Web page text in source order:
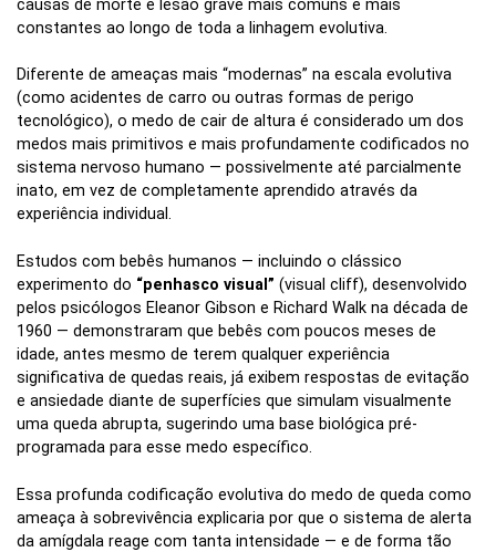
causas de morte e lesão grave mais comuns e mais
constantes ao longo de toda a linhagem evolutiva.
Diferente de ameaças mais “modernas” na escala evolutiva
(como acidentes de carro ou outras formas de perigo
tecnológico), o medo de cair de altura é considerado um dos
medos mais primitivos e mais profundamente codificados no
sistema nervoso humano — possivelmente até parcialmente
inato, em vez de completamente aprendido através da
experiência individual.
Estudos com bebês humanos — incluindo o clássico
experimento do “penhasco visual” (visual cliff), desenvolvido
pelos psicólogos Eleanor Gibson e Richard Walk na década de
1960 — demonstraram que bebês com poucos meses de
idade, antes mesmo de terem qualquer experiência
significativa de quedas reais, já exibem respostas de evitação
e ansiedade diante de superfícies que simulam visualmente
uma queda abrupta, sugerindo uma base biológica pré-
programada para esse medo específico.
Essa profunda codificação evolutiva do medo de queda como
ameaça à sobrevivência explicaria por que o sistema de alerta
da amígdala reage com tanta intensidade — e de forma tão